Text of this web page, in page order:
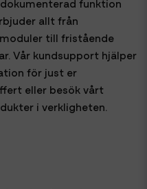
funktion
allt från
till fristående
Vår kundsupport hjälper
för just er
eller besök vårt
i verkligheten.